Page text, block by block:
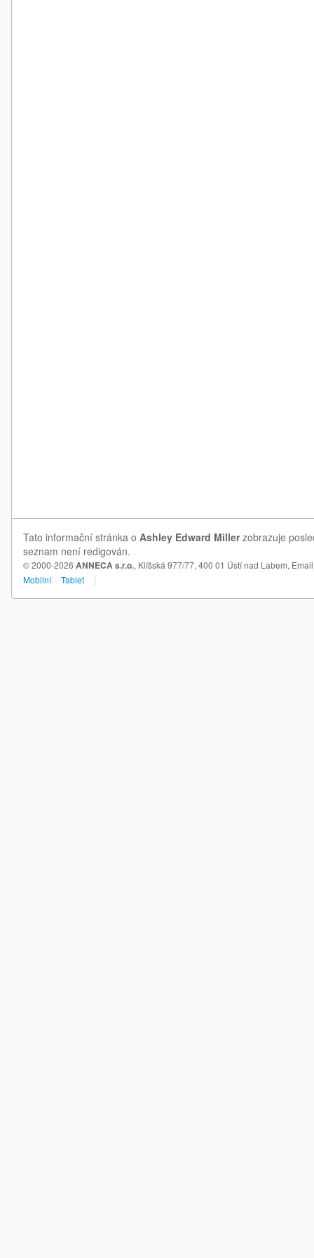
Tato informační stránka o Ashley Edward Millerzobrazuje
seznam není redigován.
© 2000-2026 ANNECA s.r.o., Klíšská 977/77, 400 01 Ústí nad Labem,
Mobilní
Tablet |